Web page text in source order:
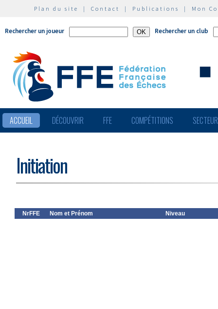
Plan du site | Contact | Publications | Mon
Rechercher un joueur Rechercher un club
ACCUEIL DÉCOUVRIR FFE COMPÉTITIONS
Initiation
NrFFE Nom et Prénom Niveau